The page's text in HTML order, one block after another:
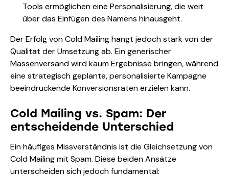
Tools ermöglichen eine Personalisierung, die weit
über das Einfügen des Namens hinausgeht.
Der Erfolg von Cold Mailing hängt jedoch stark von der
Qualität der Umsetzung ab. Ein generischer
Massenversand wird kaum Ergebnisse bringen, während
eine strategisch geplante, personalisierte Kampagne
beeindruckende Konversionsraten erzielen kann.
Cold Mailing vs. Spam: Der
entscheidende Unterschied
Ein häufiges Missverständnis ist die Gleichsetzung von
Cold Mailing mit Spam. Diese beiden Ansätze
unterscheiden sich jedoch fundamental: